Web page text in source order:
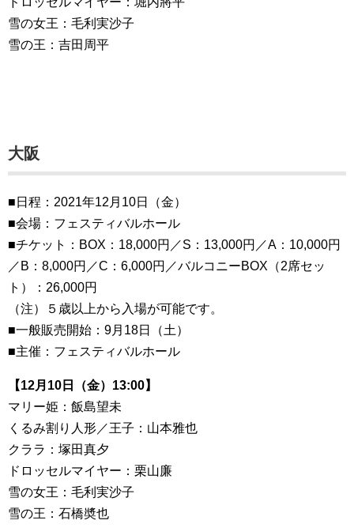
雪の女王：毛利実沙子
雪の王：吉田周平
大阪
■日程：2021年12月10日（金）
■会場：フェスティバルホール
■チケット：BOX：18,000円／S：13,000円／A：10,000円
／B：8,000円／C：6,000円／バルコニーBOX（2席セッ
ト）：26,000円
（注）５歳以上から入場が可能です。
■一般販売開始：9月18日（土）
■主催：フェスティバルホール
【12月10日（金）13:00】
マリー姫：飯島望未
くるみ割り人形／王子：山本雅也
クララ：塚田真夕
ドロッセルマイヤー：栗山廉
雪の女王：毛利実沙子
雪の王：石橋奬也